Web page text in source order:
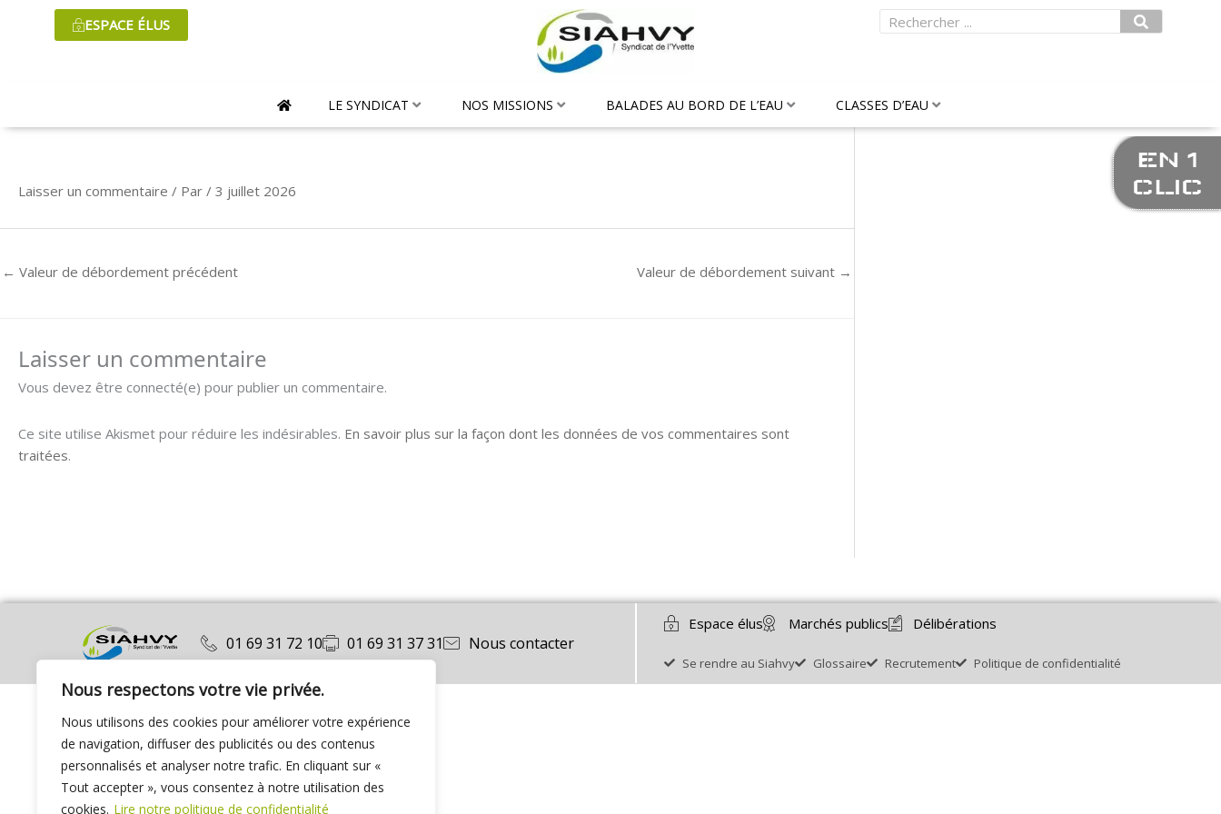
Nous respectons votre vie privée.
Nous utilisons des cookies pour améliorer votre expérience
de navigation, diffuser des publicités ou des contenus
personnalisés et analyser notre trafic. En cliquant sur «
Tout accepter », vous consentez à notre utilisation des
cookies. Lire notre politique de confidentialité
ESPACE ÉLUS Rechercher
LE SYNDICAT NOS MISSIONS BALADES AU BORD DE L’EAU CLASSES D’EAU
Laisser un commentaire / Par / 3 juillet 2026
← Valeur de débordement précédent Valeur de débordement suivant →
Laisser un commentaire
Vous devez être connecté(e) pour publier un commentaire.
Ce site utilise Akismet pour réduire les indésirables. En savoir plus sur la façon dont les données de vos commentaires sont
traitées.
01 69 31 72 10 01 69 31 37 31 Nous contacter
Espace élus Marchés publics Délibérations
Se rendre au Siahvy Glossaire Recrutement Politique de confidentialité
EN 1
CLIC